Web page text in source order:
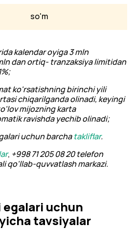
so'm
kalendar oyiga 3 mln
dan ortiq- tranzaksiya limitidan
ko'rsatishning birinchi yili
chiqarilganda olinadi, keyingi
mijozning karta
ravishda yechib olinadi;
uchun barchatakliflar.
, +998 71205 0820 telefon
qo'llab-quvvatlash markazi.
uchun
tavsiyalar